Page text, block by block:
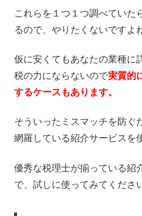
これらを１つ１つ調べていた
るので、やりたくないですよ
仮に安くてもあなたの業種に
税の力にならないので実質的
するケースもあります。
そういったミスマッチを防ぐ
網羅している紹介サービスを
優秀な税理士が揃っている紹
で、試しに使ってみてくださ